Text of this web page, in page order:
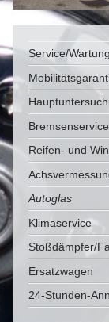
Service/Wartung
Bremsenservice
Reifen- und
Autoglas
Klimaservice
Stoßdämpfer/
Ersatzwagen
24-Stunden-